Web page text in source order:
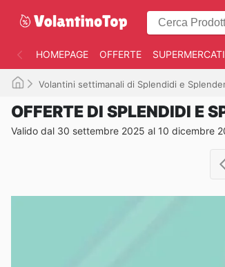
HOMEPAGE OFFERTE SUPERMERCATI
Volantini settimanali di Splendidi e
OFFERTE DI SPLENDIDI E
Valido dal 30 settembre 2025 al 10 dicembre